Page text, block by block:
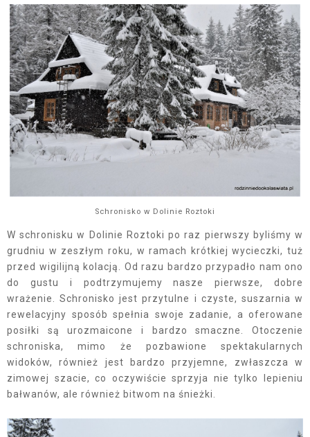
Schronisko w Dolinie Roztoki
W schronisku w Dolinie Roztoki po raz pierwszy byliśmy w
grudniu w zeszłym roku, w ramach krótkiej wycieczki, tuż
przed wigilijną kolacją. Od razu bardzo przypadło nam ono
do gustu i podtrzymujemy nasze pierwsze, dobre
wrażenie. Schronisko jest przytulne i czyste, suszarnia w
rewelacyjny sposób spełnia swoje zadanie, a oferowane
posiłki są urozmaicone i bardzo smaczne. Otoczenie
schroniska, mimo że pozbawione spektakularnych
widoków, również jest bardzo przyjemne, zwłaszcza w
zimowej szacie, co oczywiście sprzyja nie tylko lepieniu
bałwanów, ale również bitwom na śnieżki.